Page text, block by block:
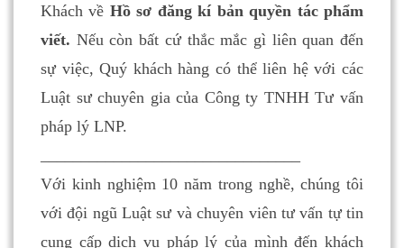
Khách về Hồ sơ đăng kí bản quyền tác phẩm
viết. Nếu còn bất cứ thắc mắc gì liên quan đến
sự việc, Quý khách hàng có thể liên hệ với các
Luật sư chuyên gia của Công ty TNHH Tư vấn
pháp lý LNP.
Với kinh nghiệm 10 năm trong nghề, chúng tôi
với đội ngũ Luật sư và chuyên viên tư vấn tự tin
cung cấp dịch vụ pháp lý của mình đến khách